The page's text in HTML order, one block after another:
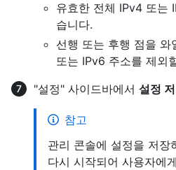
유효한 전체 IPv4 또는
습니다.
선행 또는 후행 점을
또는 IPv6 주소를 제외
"설정" 사이드바에서 설정
참고
관리 콘솔에 설정을 저장
다시 시작되어 사용자에